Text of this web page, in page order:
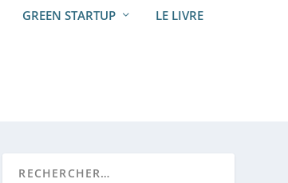
GREEN STARTUP LE LIVRE